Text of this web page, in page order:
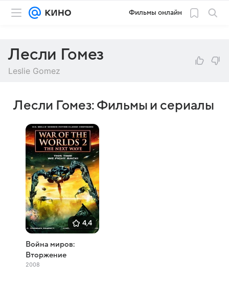
Фильмы онлайн
Лесли Гомез
Leslie Gomez
Лесли Гомез: Фильмы и сериалы
4,4
Война миров:
Вторжение
2008